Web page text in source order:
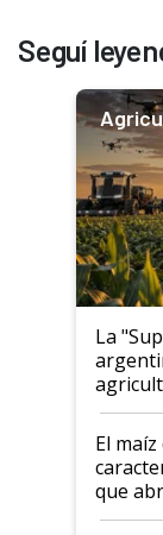
Seguí
La
infinitas"
El
que
el lote